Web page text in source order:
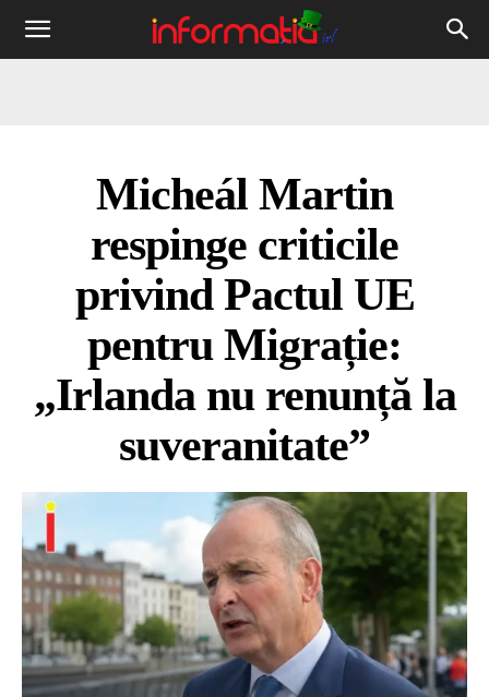
Informația
Micheál Martin
respinge criticile
privind Pactul UE
pentru Migrație:
„Irlanda nu renunță la
suveranitate”